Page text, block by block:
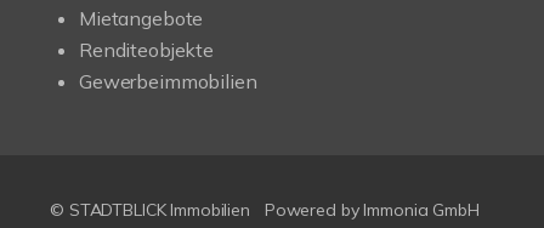
Mietangebote
Renditeobjekte
Gewerbeimmobilien
© STADTBLICK Immobilien Powered by Immonia GmbH